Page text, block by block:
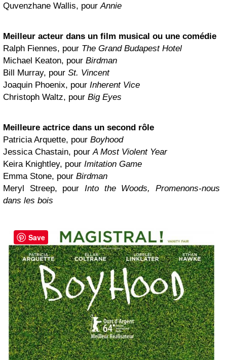
Quvenzhane Wallis, pourAnnie
Meilleur acteur dans un film musical ou une comédie
Ralph Fiennes, pour The Grand Budapest Hotel
Michael Keaton, pour Birdman
Bill Murray, pour St. Vincent
Joaquin Phoenix, pour Inherent Vice
Christoph Waltz, pour Big Eyes
Meilleure actrice dans un second rôle
Patricia Arquette, pour Boyhood
Jessica Chastain, pourA Most Violent Year
Keira Knightley, pour Imitation Game
Emma Stone, pour Birdman
Meryl Streep, pour Into the Woods, Promenons-nous
dans les bois
Save